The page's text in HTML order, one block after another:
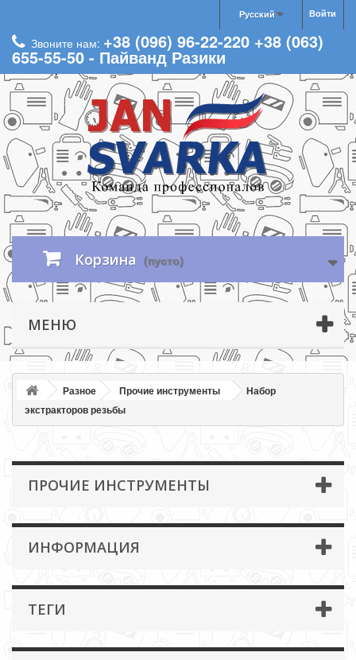
Войти
Русский
Звоните нам: +38 (096) 96-22-220 +38 (063)
655-55-50 - Пайванд Разики
Корзина (пусто)
МЕНЮ
Разное Прочие инструменты
Набор
экстракторов резьбы
ПРОЧИЕ ИНСТРУМЕНТЫ
ИНФОРМАЦИЯ
ТЕГИ